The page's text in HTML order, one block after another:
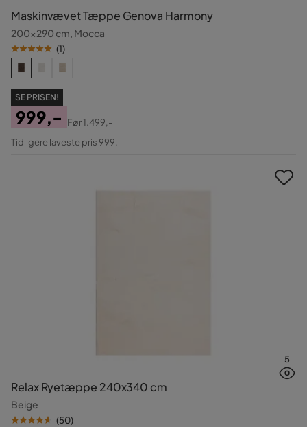
Maskinvævet Tæppe Genova Harmony
200x290 cm, Mocca
(1)
SE PRISEN!
Pris
999,-
Original
Før1.499,-
Tidligere laveste pris 999,-
5
Relax Ryetæppe 240x340 cm
Beige
(50)